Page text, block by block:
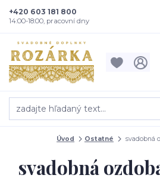
+420 603 181 800
14:00-18:00, pracovní dny
Úvod Ostatné svadobná
svadobná